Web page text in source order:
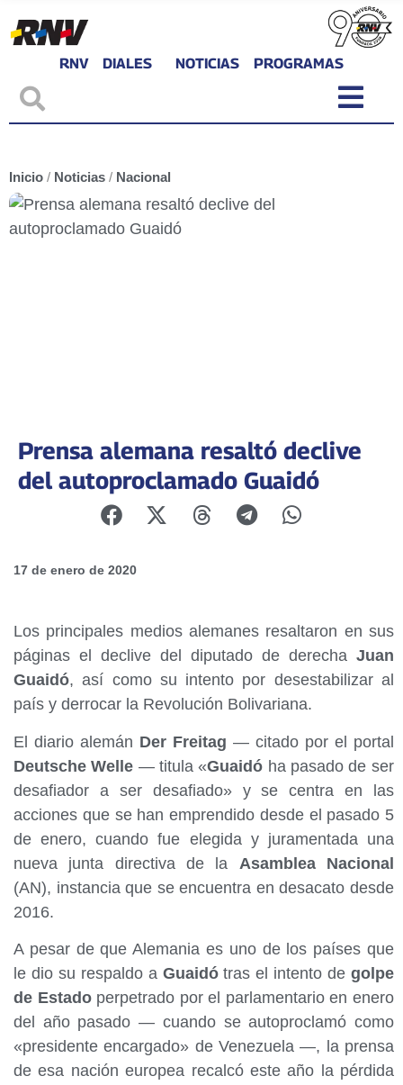
RNV DIALES NOTICIAS PROGRAMAS
Inicio / Noticias / Nacional
Prensa alemana resaltó declive
del autoproclamado Guaidó
17 de enero de 2020
Los principales medios alemanes resaltaron en sus
páginas el declive del diputado de derecha Juan
Guaidó, así como su intento por desestabilizar al
país y derrocar la Revolución Bolivariana.
El diario alemán Der Freitag — citado por el portal
Deutsche Welle — titula «Guaidó ha pasado de ser
desafiador a ser desafiado» y se centra en las
acciones que se han emprendido desde el pasado 5
de enero, cuando fue elegida y juramentada una
nueva junta directiva de la Asamblea Nacional
(AN), instancia que se encuentra en desacato desde
2016.
A pesar de que Alemania es uno de los países que
le dio su respaldo a Guaidótras el intento de golpe
de Estadoperpetrado por el parlamentario en enero
del año pasado — cuando se autoproclamó como
«presidente encargado» de Venezuela —, la prensa
de esa nación europea recalcó este año la pérdida